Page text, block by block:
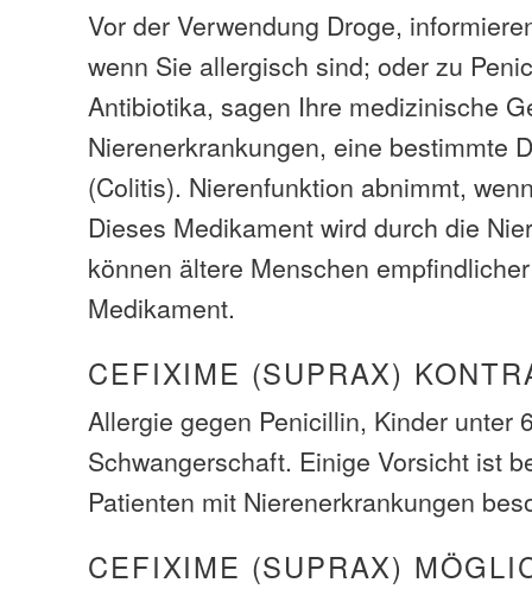
Vor der Verwendung Droge,
wenn Sie allergisch sind; oder zu
Antibiotika, sagen Ihre medizinische
Nierenerkrankungen, eine bestimmte
(Colitis). Nierenfunktion abnimmt,
Dieses Medikament wird durch die
können ältere Menschen
Medikament.
CEFIXIME (SUPRAX)
Allergie gegen Penicillin, Kinder unter
Schwangerschaft. Einige Vorsicht ist
Patienten mit Nierenerkrankungen
CEFIXIME (SUPRAX)